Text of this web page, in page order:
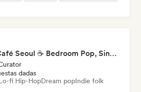
Cozy Café Seoul ☕ Bedroom Pop, Singer-Songwriter & Dream Pop
dadas
fi Hip-HopDream popIndie folk